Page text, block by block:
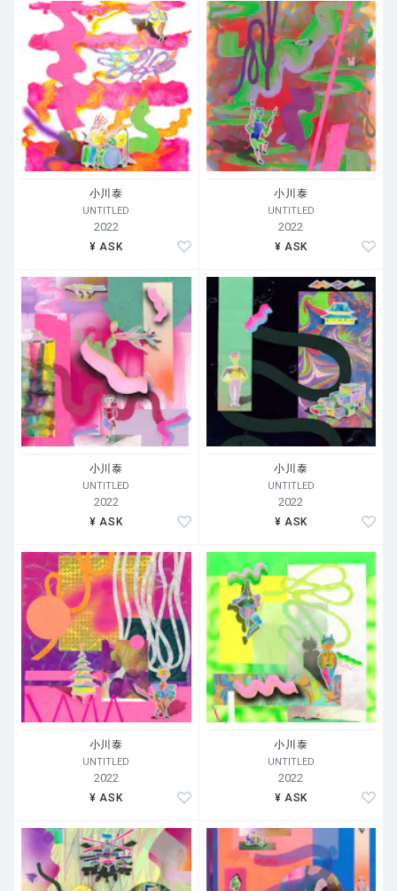
小川泰
UNTITLED
2022
¥ ASK
小川泰
UNTITLED
2022
¥ ASK
小川泰
UNTITLED
2022
¥ ASK
小川泰
UNTITLED
2022
¥ ASK
小川泰
UNTITLED
2022
¥ ASK
小川泰
UNTITLED
2022
¥ ASK